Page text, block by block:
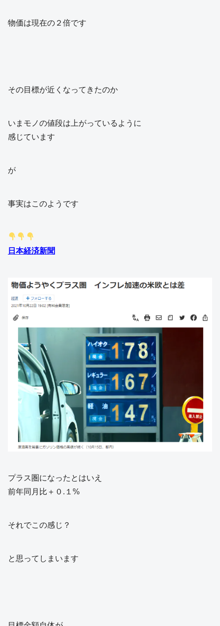
物価は現在の２倍です
その目標が近くなってきたのか
いまモノの値段は上がっているように
感じています
が
事実はこのようです
日本経済新聞
プラス圏になったとはいえ
前年同月比＋０.１%
それでこの感じ？
と思ってしまいます